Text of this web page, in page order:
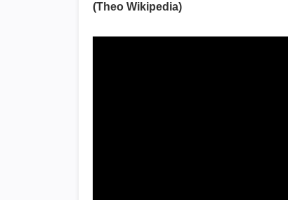
(Theo Wikipedia)